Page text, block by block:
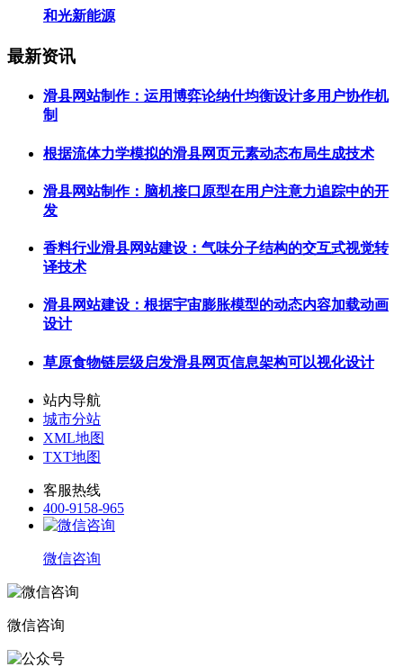
和光新能源
最新资讯
滑县网站制作：运用博弈论纳什均衡设计多用户协作机
制
根据流体力学模拟的滑县网页元素动态布局生成技术
滑县网站制作：脑机接口原型在用户注意力追踪中的开
发
香料行业滑县网站建设：气味分子结构的交互式视觉转
译技术
滑县网站建设：根据宇宙膨胀模型的动态内容加载动画
设计
草原食物链层级启发滑县网页信息架构可以视化设计
站内导航
城市分站
XML地图
TXT地图
客服热线
400-9158-965
微信咨询
微信咨询